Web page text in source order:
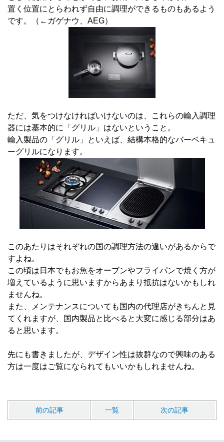
置く位置にとらわれず自由に調理ができるものもあるよう
です。（←ガゲナウ、AEG）
ただ、気をつけなければいけないのは、これらの輸入調理
器には基本的に「グリル」はないということ。
輸入製品の「グリル」といえば、結構本格的なバーベキュ
ーグリルになります。
このあたりはそれぞれの国の調理方法の違いがあるからで
すよね。
この頃は日本でもお魚をオーブンやフライパンで焼く方が
増えているように思いますからあまり抵抗はないかもしれ
ませんね。
また、メンテナンスについても国内の代理店がきちんと見
てくれますが、国内製品と比べると大変に感じる部分はあ
ると思います。
先にも書きましたが、デザイン性は抜群なので興味のある
方は一度はご覧になられてもいいかもしれませんね。
前の記事 一覧 次の記事